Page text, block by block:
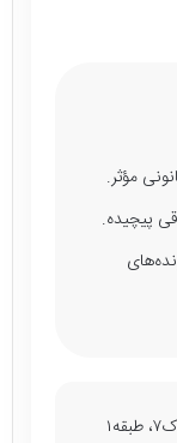
مؤثر.
پیچیده.